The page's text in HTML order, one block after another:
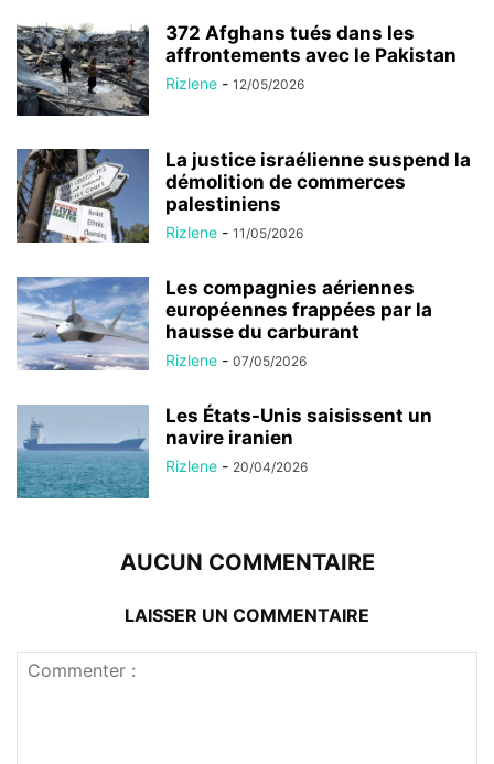
372 Afghans tués dans les
affrontements avec le Pakistan
Rizlene - 12/05/2026
La justice israélienne suspend la
démolition de commerces
palestiniens
Rizlene - 11/05/2026
Les compagnies aériennes
européennes frappées par la
hausse du carburant
Rizlene - 07/05/2026
Les États-Unis saisissent un
navire iranien
Rizlene - 20/04/2026
AUCUN COMMENTAIRE
LAISSER UN COMMENTAIRE